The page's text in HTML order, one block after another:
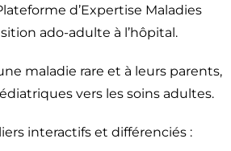
d’Expertise Maladies
ado-adulte à l’hôpital.
maladie rare et à leurs parents,
vers les soins adultes.
interactifs et différenciés :